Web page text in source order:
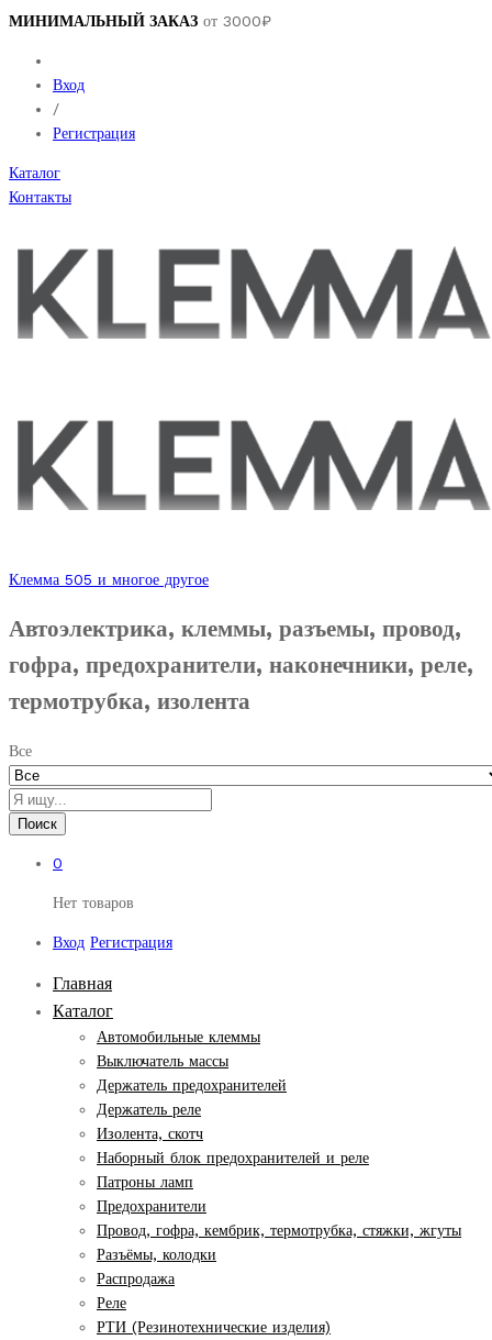
МИНИМАЛЬНЫЙ ЗАКАЗ от 3000₽
Вход
/
Регистрация
Каталог
Контакты
Клемма 505 и многое другое
Автоэлектрика, клеммы, разъемы, провод,
гофра, предохранители, наконечники, реле,
термотрубка, изолента
Все
Поиск
0
Нет товаров
Вход Регистрация
Главная
Каталог
Автомобильные клеммы
Выключатель массы
Держатель предохранителей
Держатель реле
Изолента, скотч
Наборный блок предохранителей и реле
Патроны ламп
Предохранители
Провод, гофра, кембрик, термотрубка, стяжки, жгуты
Разъёмы, колодки
Распродажа
Реле
РТИ (Резинотехнические изделия)